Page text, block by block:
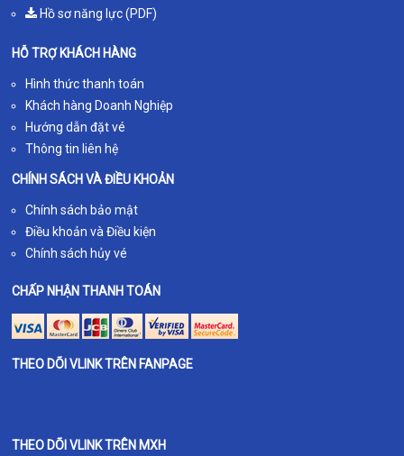
Hồ sơ năng lực (PDF)
HỖ TRỢ KHÁCH HÀNG
Hình thức thanh toán
Khách hàng Doanh Nghiệp
Hướng dẫn đặt vé
Thông tin liên hệ
CHÍNH SÁCH VÀ ĐIỀU KHOẢN
Chính sách bảo mật
Điều khoản và Điều kiện
Chính sách hủy vé
CHẤP NHẬN THANH TOÁN
THEO DÕI VLINK TRÊN FANPAGE
THEO DÕI VLINK TRÊN MXH